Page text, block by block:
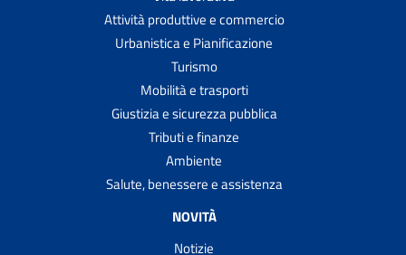
Attività produttive e commercio
Urbanistica e Pianificazione
Turismo
Mobilità e trasporti
Giustizia e sicurezza pubblica
Tributi e finanze
Ambiente
Salute, benessere e assistenza
NOVITÀ
Notizie